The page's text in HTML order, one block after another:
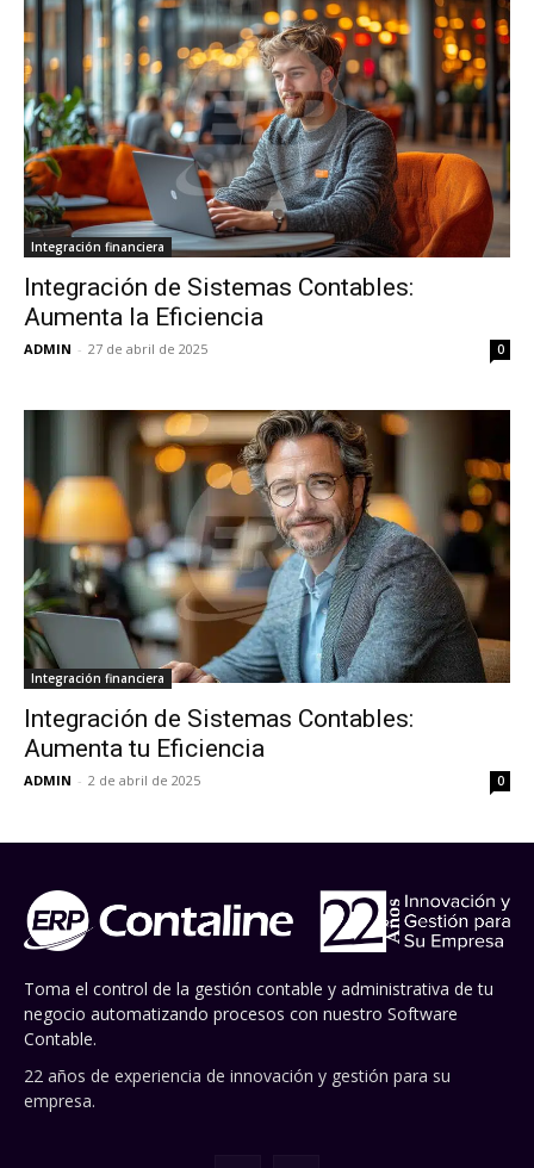
Integración financiera
Integración de Sistemas Contables:
Aumenta la Eficiencia
ADMIN - 27 de abril de 2025 0
Integración financiera
Integración de Sistemas Contables:
Aumenta tu Eficiencia
ADMIN - 2 de abril de 2025 0
Toma el control de la gestión contable y administrativa de tu
negocio automatizando procesos con nuestro Software
Contable.
22 años de experiencia de innovación y gestión para su
empresa.